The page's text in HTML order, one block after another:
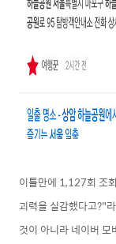
이틀만에 1,127회 조
괴력을 실감했다고?"
것이 아니라 네이버